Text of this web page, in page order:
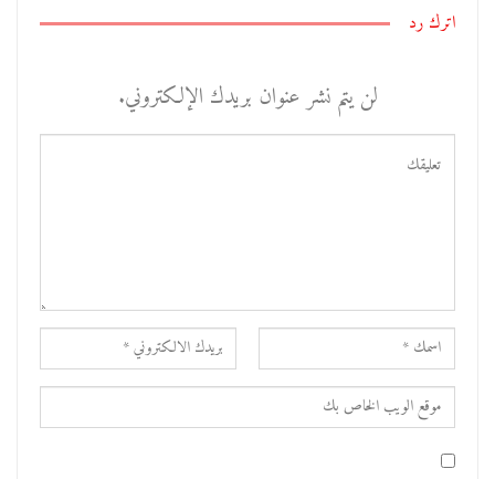
اترك رد
لن يتم نشر عنوان بريدك الإلكتروني.